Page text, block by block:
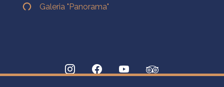
Galeria "Panorama"